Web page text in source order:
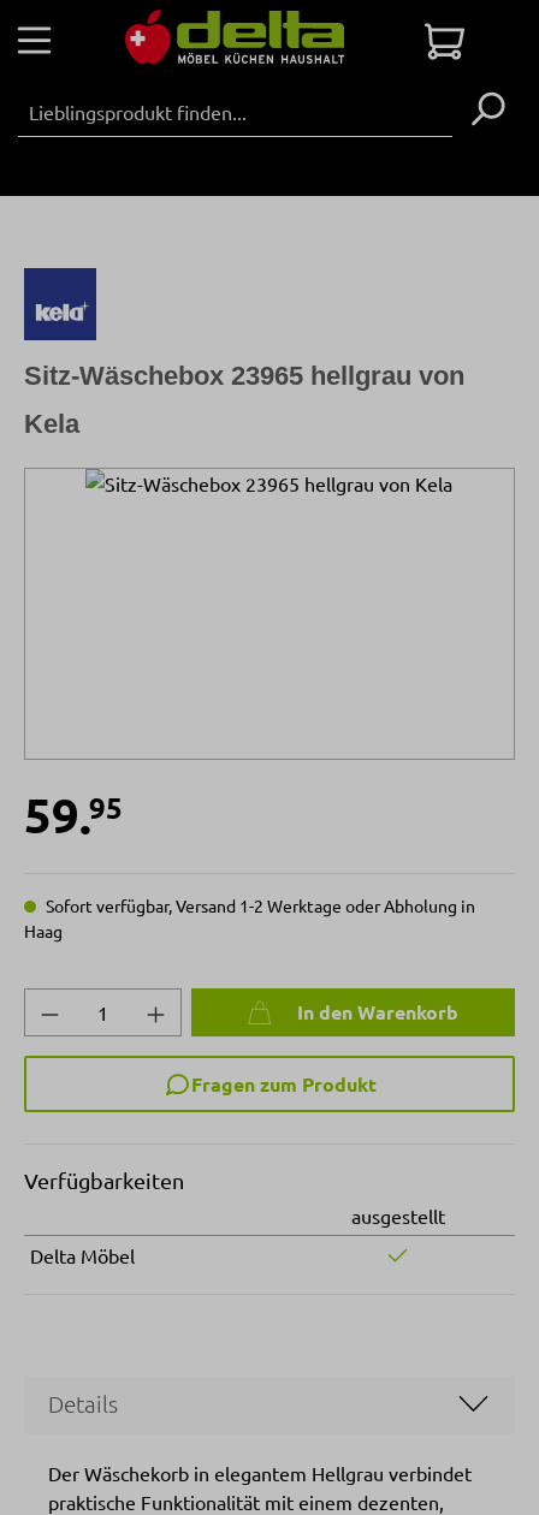
Zum Hauptinhalt springen
Bildergalerie überspringen
Sitz-Wäschebox 23965 hellgrau von
Kela
59.95
Sofort verfügbar, Versand 1-2 Werktage oder Abholung in
Haag
Produkt Anzahl: Gib den gewünschten
In den Warenkorb
Fragen zum Produkt
Verfügbarkeiten
ausgestellt
Delta Möbel
Details
Der Wäschekorb in elegantem Hellgrau verbindet
praktische Funktionalität mit einem dezenten,